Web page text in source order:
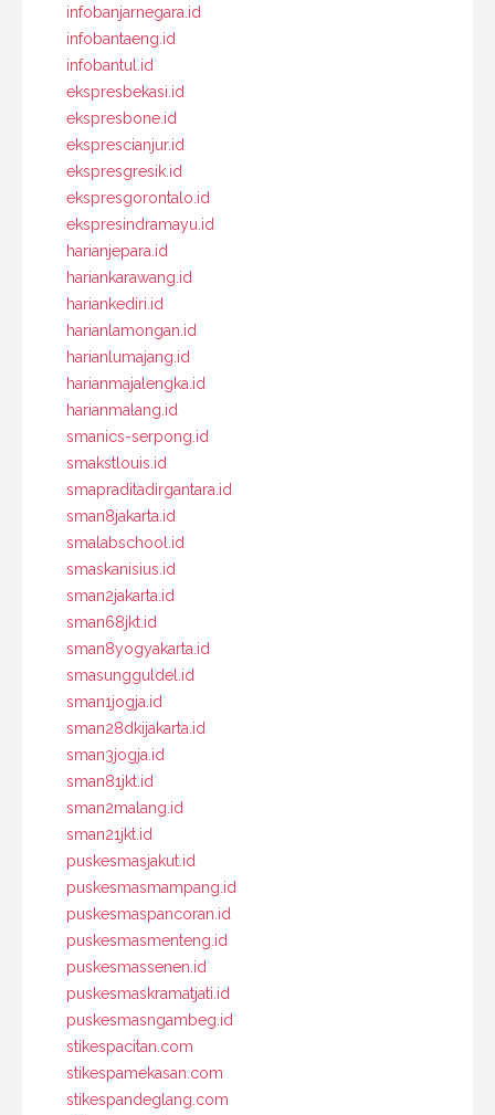
infobanjarnegara.id
infobantaeng.id
infobantul.id
ekspresbekasi.id
ekspresbone.id
eksprescianjur.id
ekspresgresik.id
ekspresgorontalo.id
ekspresindramayu.id
harianjepara.id
hariankarawang.id
hariankediri.id
harianlamongan.id
harianlumajang.id
harianmajalengka.id
harianmalang.id
smanics-serpong.id
smakstlouis.id
smapraditadirgantara.id
sman8jakarta.id
smalabschool.id
smaskanisius.id
sman2jakarta.id
sman68jkt.id
sman8yogyakarta.id
smasungguldel.id
sman1jogja.id
sman28dkijakarta.id
sman3jogja.id
sman81jkt.id
sman2malang.id
sman21jkt.id
puskesmasjakut.id
puskesmasmampang.id
puskesmaspancoran.id
puskesmasmenteng.id
puskesmassenen.id
puskesmaskramatjati.id
puskesmasngambeg.id
stikespacitan.com
stikespamekasan.com
stikespandeglang.com